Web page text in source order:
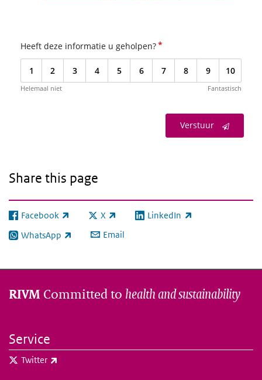
Heeft deze informatie u geholpen?*
1 2 3 4 5 6 7 8 9 10
Helemaal niet Fantastisch
Verstuur
Share this page
Facebook
(link is external) X
(link is external)LinkedIn
(link is external)
WhatsApp
(link is external) Email
RIVM Committed to health and sustainability
Service
Twitter